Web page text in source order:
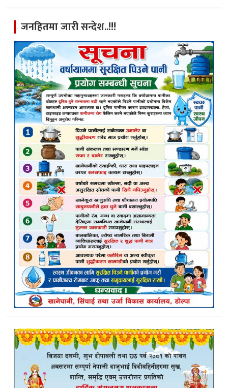
जनहितमा जारी सन्देश..!!!